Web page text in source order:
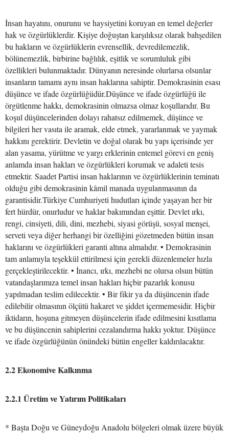
İnsan hayatını, onurunu ve haysiyetini koruyan en temel değerler
hak ve özgürlüklerdir. Kişiye doğuştan karşılıksız olarak bahşedilen
bu hakların ve özgürlüklerin evrensellik, devredilemezlik,
bölünemezlik, birbirine bağlılık, eşitlik ve sorumluluk gibi
özellikleri bulunmaktadır. Dünyanın neresinde olurlarsa olsunlar
insanların tamamı aynı insan haklarına sahiptir. Demokrasinin esası
düşünce ve ifade özgürlüğüdür.Düşünce ve ifade özgürlüğü ile
örgütlenme hakkı, demokrasinin olmazsa olmaz koşullarıdır. Bu
koşul düşüncelerinden dolayı rahatsız edilmemek, düşünce ve
bilgileri her vasıta ile aramak, elde etmek, yararlanmak ve yaymak
hakkını gerektirir. Devletin ve doğal olarak bu yapı içerisinde yer
alan yasama, yürütme ve yargı erklerinin entemel görevi en geniş
anlamda insan hakları ve özgürlükleri korumak ve adaleti tesis
etmektir. Saadet Partisi insan haklarının ve özgürlüklerinin teminatı
olduğu gibi demokrasinin kâmil manada uygulanmasının da
garantisidir.Türkiye Cumhuriyeti hudutları içinde yaşayan her bir
fert hürdür, onurludur ve haklar bakımından eşittir. Devlet ırkı,
rengi, cinsiyeti, dili, dini, mezhebi, siyasi görüşü, sosyal menşei,
serveti veya diğer herhangi bir özelliğini gözetmeden bütün insan
haklarını ve özgürlükleri garanti altına almalıdır. • Demokrasinin
tam anlamıyla teşekkül ettirilmesi için gerekli düzenlemeler hızla
gerçekleştirilecektir. • İnancı, ırkı, mezhebi ne olursa olsun bütün
vatandaşlarımıza temel insan hakları hiçbir pazarlık konusu
yapılmadan teslim edilecektir. • Bir fikir ya da düşüncenin ifade
edilebilir olmasının ölçütü hakaret ve şiddet içermemesidir. Hiçbir
iktidarın, hoşuna gitmeyen düşüncelerin ifade edilmesini kısıtlama
ve bu düşüncenin sahiplerini cezalandırma hakkı yoktur. Düşünce
ve ifade özgürlüğünün önündeki bütün engeller kaldırılacaktır.
2.2 Ekonomive Kalkınma
2.2.1 Üretim ve Yatırım Politikaları
* Başta Doğu ve Güneydoğu Anadolu bölgeleri olmak üzere büyük